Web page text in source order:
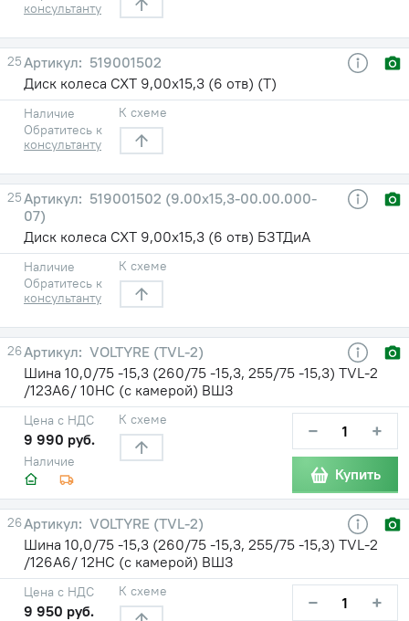
консультанту
25
519001502
Диск колеса СХТ 9,00х15,3 (6 отв) (Т)
Наличие
Обратитесь к
консультанту
К схеме
25
519001502 (9.00х15,3-00.00.000-
07)
Диск колеса СХТ 9,00х15,3 (6 отв) БЗТДиА
Наличие
Обратитесь к
консультанту
К схеме
26
VOLTYRE (TVL-2)
Шина 10,0/75 -15,3 (260/75 -15,3, 255/75 -15,3) TVL-2
/123A6/ 10НС (с камерой) ВШЗ
Наличие
Цена с НДС
9 990 руб.
К схеме − +
Купить
26
VOLTYRE (TVL-2)
Шина 10,0/75 -15,3 (260/75 -15,3, 255/75 -15,3) TVL-2
/126A6/ 12НС (с камерой) ВШЗ
Цена с НДС
9 950 руб.
К схеме − +